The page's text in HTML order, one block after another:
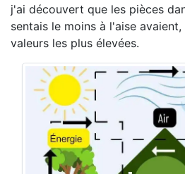
j'ai découvert que les pièces
sentais le moins à l'aise
valeurs les plus élevées.